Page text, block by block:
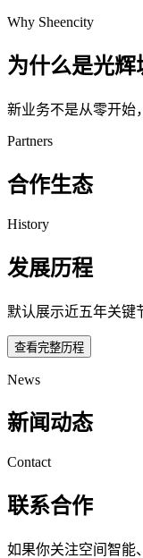
Why Sheencity
为什么是光辉
新业务不是从零开始
Partners
合作生态
History
发展历程
默认展示近五年关键
查看完整历程
News
新闻动态
Contact
联系合作
如果你关注空间智能